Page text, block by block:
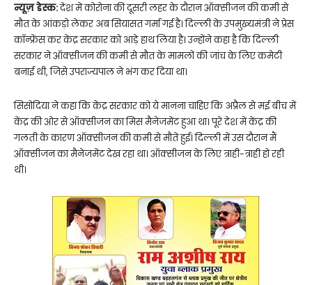
न्यूज़ डेस्क:देश में कोरोना की दूसरी लहर के दौरान ऑक्सीजन की कमी से
मौत के आंकड़ो लेकर अब सियासत गर्मा गई है। दिल्ली के उपमुख्यमंत्री ने प्रेस
कॉन्फ्रेंस कर केंद्र सरकार को आड़े हाथ लिया है। उन्होंने कहा है कि दिल्ली
सरकार ने ऑक्सीजन की कमी से मौत के मामलों की जांच के लिए कमेटी
बनाई थी, जिसे उपराज्यपाल ने भंग कर दिया था।
सिसोदिया ने कहा कि केंद्र सरकार को ये मानना चाहिए कि अप्रैल से मई बीच में
केंद्र की ओर से ऑक्सीजन का मिस मैनेजमेंट हुआ था। पूरे देश में केंद्र की
गलती के कारण ऑक्सीजन की कमी से मौतें हुई। दिल्ली में उस दौरान मैं
ऑक्सीजन का मैनेजमेंट देख रहा था। ऑक्सीजन के लिए त्राही-त्राही हो रही
थी।